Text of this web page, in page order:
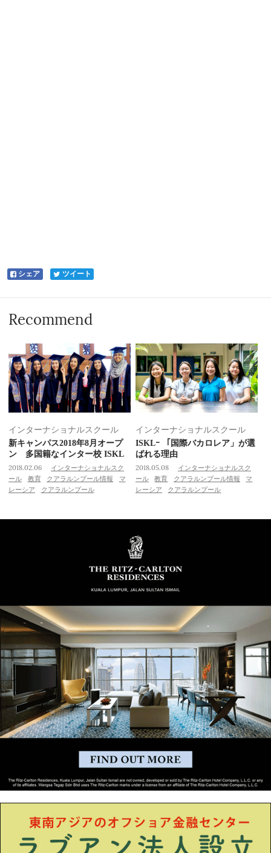
シェア ツイート
Recommend
インターナショナルスクール
新キャンパス2018年8月オープ
ン 多国籍なインター校 ISKL
2018.02.06
インターナショナルスク
ール
教育 クアラルンプール情報
マ
レーシア
クアラルンプール
インターナショナルスクール
ISKLｰ 「国際バカロレア」が選
ばれる理由
2018.05.08
インターナショナルスク
ール
教育 クアラルンプール情報
マ
レーシア
クアラルンプール